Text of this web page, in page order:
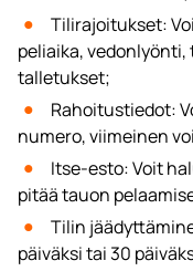
Tilirajoitukset:
peliaika,
talletukset;
Rahoitustiedot:
numero, viimeinen
Itse-esto: Voit
pitää tauon
Tilin
päiväksi tai 30